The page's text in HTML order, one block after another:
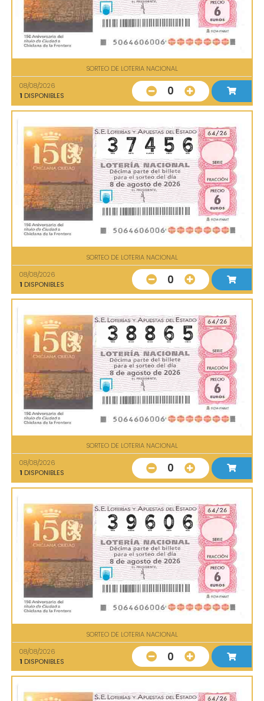
SORTEO DE LOTERIA NACIONAL
08/08/2026
1 DISPONIBLES 0
SORTEO DE LOTERIA NACIONAL
08/08/2026
1 DISPONIBLES 0
SORTEO DE LOTERIA NACIONAL
08/08/2026
1 DISPONIBLES 0
SORTEO DE LOTERIA NACIONAL
08/08/2026
1 DISPONIBLES 0